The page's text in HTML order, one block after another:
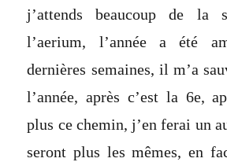
j’attends beaucoup de la
l’aerium, l’année a été
dernières semaines, il m’a
l’année, après c’est la 6e,
plus ce chemin, j’en ferai un
seront plus les mêmes, en